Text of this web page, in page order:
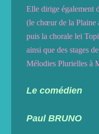
Elle dirige également
(le chœur de la Plaine
puis la chorale lei
ainsi que des stages
Mélodies Plurielles à
Le comédien
Paul BRUNO